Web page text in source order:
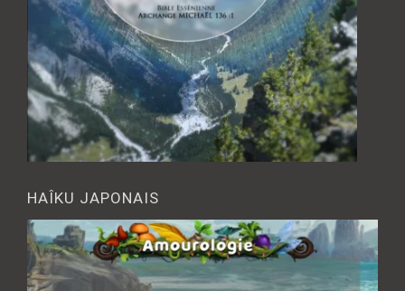
HAÎKU JAPONAIS